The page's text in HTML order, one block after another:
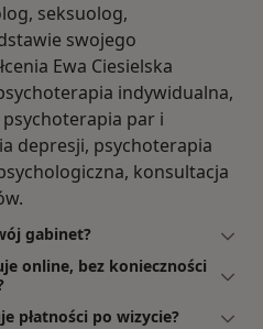
seksuolog,
swojego
Ewa Ciesielska
indywidualna,
par i
depresji, psychoterapia
konsultacja
gabinet?
online, bez konieczności
płatności po wizycie?